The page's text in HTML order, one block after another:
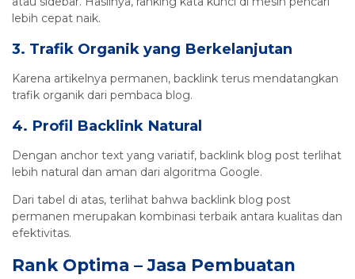
lebih cepat naik.
3. Trafik Organik yang Berkelanjutan
Karena artikelnya permanen, backlink terus mendatangkan
trafik organik dari pembaca blog.
4. Profil Backlink Natural
Dengan anchor text yang variatif, backlink blog post terlihat
lebih natural dan aman dari algoritma Google.
Dari tabel di atas, terlihat bahwa backlink blog post
permanen merupakan kombinasi terbaik antara kualitas dan
efektivitas.
Rank Optima – Jasa Pembuatan